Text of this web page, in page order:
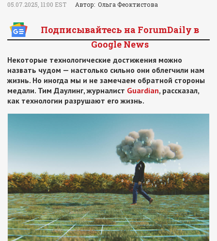
05.07.2025, 11:00 EST Автор: Ольга Феоктистова
Подписывайтесь на ForumDaily в
Google News
Некоторые технологические достижения можно
назвать чудом — настолько сильно они облегчили нам
жизнь. Но иногда мы и не замечаем обратной стороны
медали. Тим Даулинг, журналист Guardian, рассказал,
как технологии разрушают его жизнь.